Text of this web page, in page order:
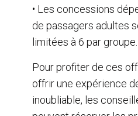
• Les concessions
de passagers adultes
limitées à 6 par groupe.
Pour profiter de ces
offrir une expérience
inoubliable, les